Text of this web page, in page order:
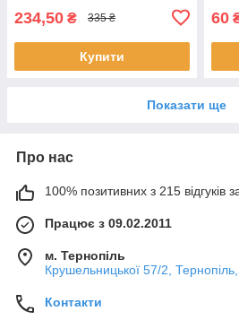
234,50 ₴ 335 ₴
Купити
60
Показати ще
Про нас
100% позитивних з 215 відгуків
Працює з 09.02.2011
м. Тернопіль
Крушельницької 57/2, Тернопіль,
Контакти